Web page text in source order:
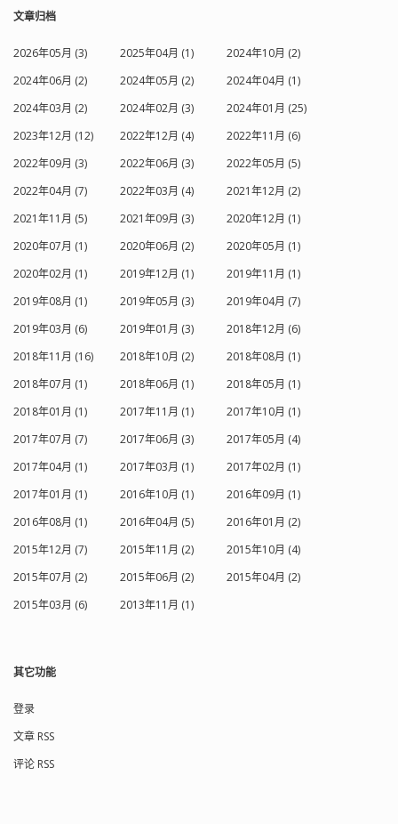
锗二极管在此应用中的性能优越。 硅二
极管不能很好地作为检波器，因为它们
的拐点发生在电压过高的情况下，无法
检测到矿石收音机中的微弱信号。一个
视频显示我在方铅矿矿石周围来回移动
https://youtu.be/auz64mtoVLY 找到。
收听电台的乐趣 还有最后一件事。我碰
巧有一个小型电池供电的 RadioShack
音频放大器，所以我把它接在耳机的位
常大声！ 我在谷歌上查了一下，发现广
播天线距离我的位置只有四英里，白天
它的功率达到了 5000 瓦！难怪这么大
声！幸运的是，该电台每晚将其功率降
即使在这么多年之后，调谐波段并看看
我能接收到多少电台仍然令人兴奋。也
些真正的远程通信。 总的来说，我很享
受重温我年轻时的激动时刻，并希望你
们能考虑向你们的孩子和/或孙子介绍矿
石收音机的世界。请随时通过
出任何意见或分享你们的经历。 附言：
如果你仍然有一个老式的矿石收音机藏
在壁橱里，你会得到一颗金星。请告诉
我。...
文章归档
2026年05月 (3) 2025年04月 (1)
2024年10月 (2)
2024年06月 (2)
2024年05月 (2)
2024年04月 (1)
2024年03月 (2)
2024年02月 (3)
2024年01月 (25)
2023年12月 (12)
2022年12月 (4)
2022年11月 (6)
2022年09月 (3)
2022年06月 (3)
2022年05月 (5)
2022年04月 (7)
2022年03月 (4)
2021年12月 (2)
2021年11月 (5)
2021年09月 (3)
2020年12月 (1)
2020年07月 (1)
2020年06月 (2)
2020年05月 (1)
2020年02月 (1)
2019年12月 (1)
2019年11月 (1)
2019年08月 (1)
2019年05月 (3)
2019年04月 (7)
2019年03月 (6)
2019年01月 (3)
2018年12月 (6)
2018年11月 (16)
2018年10月 (2)
2018年08月 (1)
2018年07月 (1)
2018年06月 (1)
2018年05月 (1)
2018年01月 (1)
2017年11月 (1)
2017年10月 (1)
2017年07月 (7)
2017年06月 (3)
2017年05月 (4)
2017年04月 (1)
2017年03月 (1)
2017年02月 (1)
2017年01月 (1)
2016年10月 (1)
2016年09月 (1)
2016年08月 (1)
2016年04月 (5)
2016年01月 (2)
2015年12月 (7)
2015年11月 (2)
2015年10月 (4)
2015年07月 (2)
2015年06月 (2)
2015年04月 (2)
2015年03月 (6)
2013年11月 (1)
其它功能
登录
文章 RSS
评论 RSS